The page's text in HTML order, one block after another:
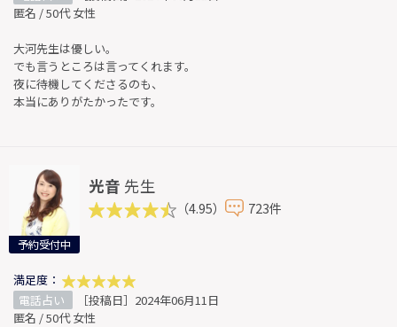
匿名 / 50代 女性
大河先生は優しい。
でも言うところは言ってくれます。
夜に待機してくださるのも、
本当にありがたかったです。
予約受付中
光音 先生
（4.95） 723件
満足度：
電話占い
［投稿日］2024年06月11日
匿名 / 50代 女性